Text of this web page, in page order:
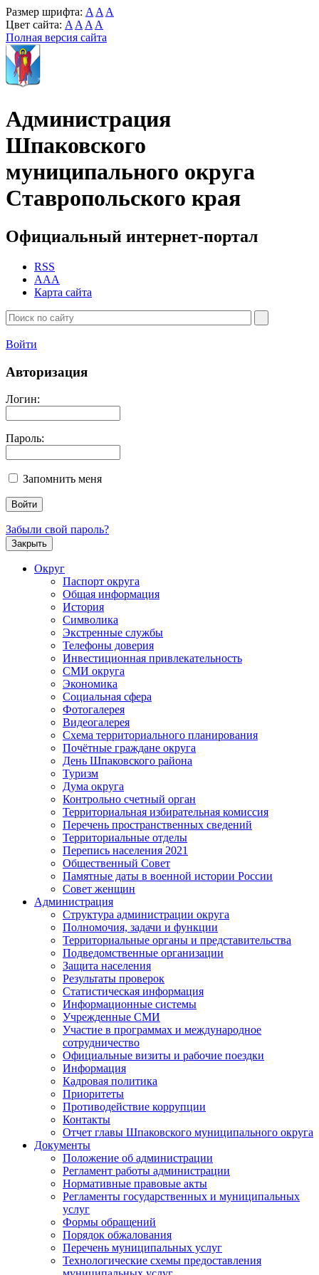
Размер шрифта: A A A
Цвет сайта: A A A A
Полная версия сайта
Администрация
Шпаковского
муниципального округа
Ставропольского края
Официальный интернет-портал
RSS
AAA
Карта сайта
Войти
Авторизация
Логин:
Пароль:
Запомнить меня
Забыли свой пароль?
Закрыть
Округ
Паспорт округа
Общая информация
История
Символика
Экстренные службы
Телефоны доверия
Инвестиционная привлекательность
СМИ округа
Экономика
Социальная сфера
Фотогалерея
Видеогалерея
Схема территориального планирования
Почётные граждане округа
День Шпаковского района
Туризм
Дума округа
Контрольно счетный орган
Территориальная избирательная комиссия
Перечень пространственных сведений
Территориальные отделы
Перепись населения 2021
Общественный Совет
Памятные даты в военной истории России
Совет женщин
Администрация
Структура администрации округа
Полномочия, задачи и функции
Территориальные органы и представительства
Подведомственные организации
Защита населения
Результаты проверок
Статистическая информация
Информационные системы
Учрежденные СМИ
Участие в программах и международное
сотрудничество
Официальные визиты и рабочие поездки
Информация
Кадровая политика
Приоритеты
Противодействие коррупции
Контакты
Отчет главы Шпаковского муниципального округа
Документы
Положение об администрации
Регламент работы администрации
Нормативные правовые акты
Регламенты государственных и муниципальных
услуг
Формы обращений
Порядок обжалования
Перечень муниципальных услуг
Технологические схемы предоставления